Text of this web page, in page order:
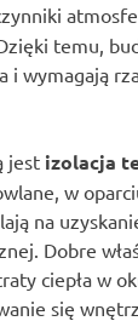
temu,
i wymagają
jest izolacja
w
na
Dobre
ciepła w
się